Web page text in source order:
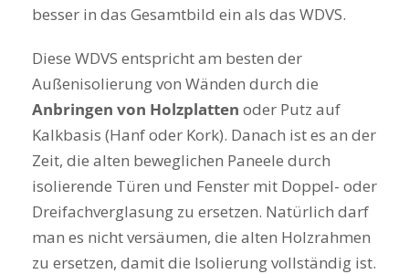
besser in das Gesamtbild ein als das WDVS.
Diese WDVS entspricht am besten der
Außenisolierung von Wänden durch die
Anbringen von Holzplatten oder Putz auf
Kalkbasis (Hanf oder Kork). Danach ist es an der
Zeit, die alten beweglichen Paneele durch
isolierende Türen und Fenster mit Doppel- oder
Dreifachverglasung zu ersetzen. Natürlich darf
man es nicht versäumen, die alten Holzrahmen
zu ersetzen, damit die Isolierung vollständig ist.